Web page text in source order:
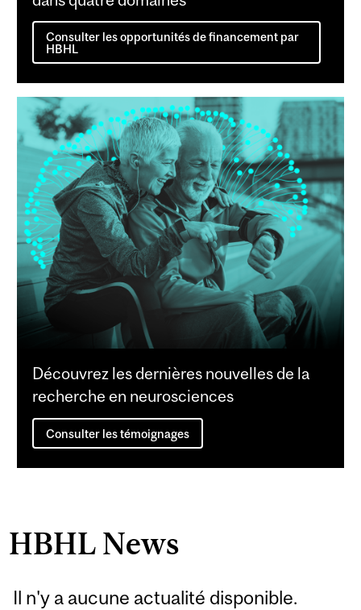
Consulter les opportunités de financement par
HBHL
Découvrez les dernières nouvelles de la
recherche en neurosciences
Consulter les témoignages
HBHL News
Il n'y a aucune actualité disponible.